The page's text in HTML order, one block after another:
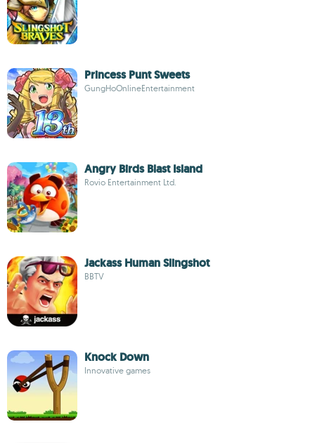
Princess Punt Sweets
GungHoOnlineEntertainment
Angry Birds Blast Island
Rovio Entertainment Ltd.
Jackass Human Slingshot
BBTV
Knock Down
Innovative games